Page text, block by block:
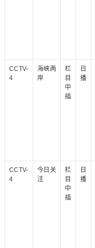
CCTV-
4
海峡两
岸
栏
目
中
插
日
播
CCTV-
4
今日关
注
栏
目
中
插
日
播